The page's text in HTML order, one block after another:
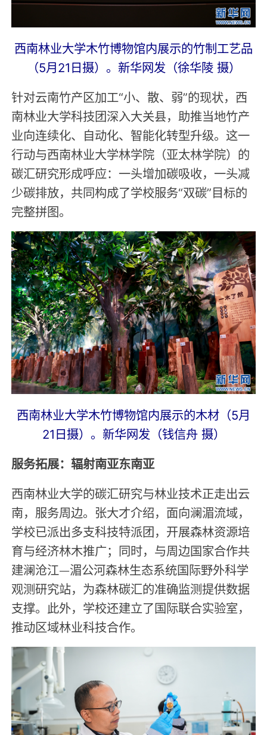
西南林业大学木竹博物馆内展示的竹制工艺品
（5月21日摄）。新华网发（徐华陵 摄）
针对云南竹产区加工“小、散、弱”的现状，西
南林业大学科技团深入大关县，助推当地竹产
业向连续化、自动化、智能化转型升级。这一
行动与西南林业大学林学院（亚太林学院）的
碳汇研究形成呼应：一头增加碳吸收，一头减
少碳排放，共同构成了学校服务“双碳”目标的
完整拼图。
西南林业大学木竹博物馆内展示的木材（5月
21日摄）。新华网发（钱信舟 摄）
服务拓展：辐射南亚东南亚
西南林业大学的碳汇研究与林业技术正走出云
南，服务周边。张大才介绍，面向澜湄流域，
学校已派出多支科技特派团，开展森林资源培
育与经济林木推广；同时，与周边国家合作共
建澜沧江—湄公河森林生态系统国际野外科学
观测研究站，为森林碳汇的准确监测提供数据
支撑。此外，学校还建立了国际联合实验室，
推动区域林业科技合作。